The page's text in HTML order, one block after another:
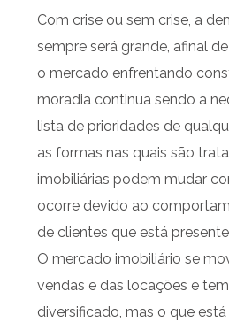
Com crise ou sem crise, a
sempre será grande, afinal
o mercado enfrentando
moradia continua sendo a
lista de prioridades de
as formas nas quais são
imobiliárias podem mudar
ocorre devido ao
de clientes que está
O mercado imobiliário se
vendas e das locações e
diversificado, mas o que